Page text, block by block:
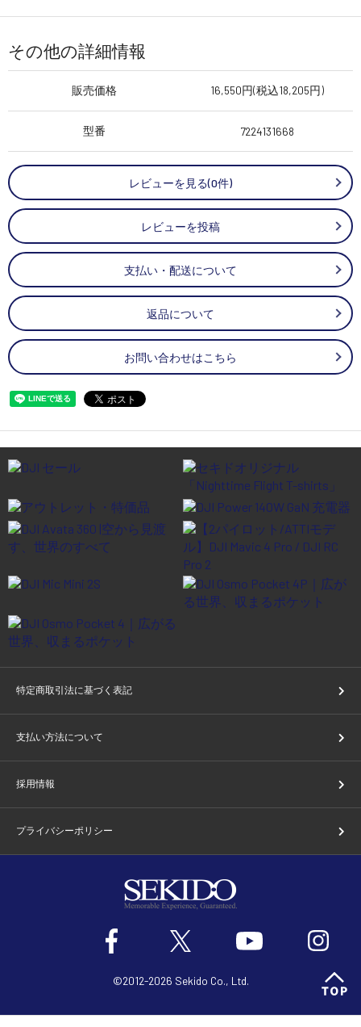
その他の詳細情報
販売価格 16,550円(税込18,205円)
型番 7224131668
レビューを見る(0件)
レビューを投稿
支払い・配送について
返品について
お問い合わせはこちら
特定商取引法に基づく表記
支払い方法について
採用情報
プライバシーポリシー
©2012-2026 Sekido Co., Ltd.